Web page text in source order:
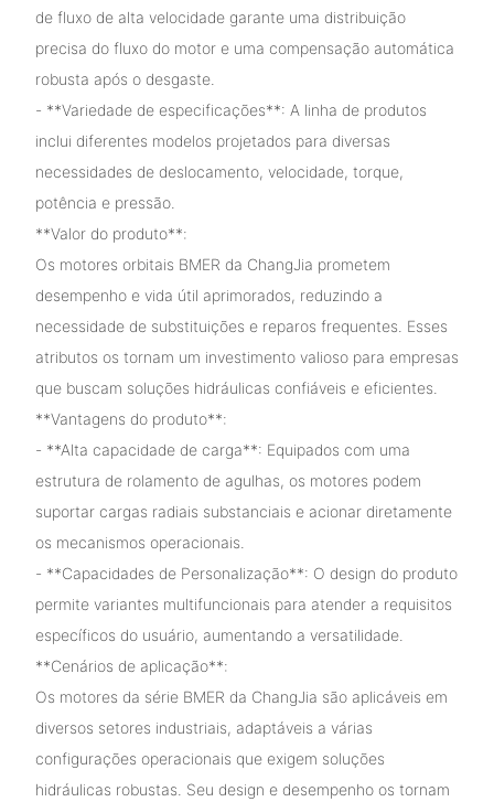
de fluxo de alta velocidade garante uma distribuição
precisa do fluxo do motor e uma compensação automática
robusta após o desgaste.
- **Variedade de especificações**: A linha de produtos
inclui diferentes modelos projetados para diversas
necessidades de deslocamento, velocidade, torque,
potência e pressão.
**Valor do produto**:
Os motores orbitais BMER da ChangJia prometem
desempenho e vida útil aprimorados, reduzindo a
necessidade de substituições e reparos frequentes. Esses
atributos os tornam um investimento valioso para empresas
que buscam soluções hidráulicas confiáveis ​​e eficientes.
**Vantagens do produto**:
- **Alta capacidade de carga**: Equipados com uma
estrutura de rolamento de agulhas, os motores podem
suportar cargas radiais substanciais e acionar diretamente
os mecanismos operacionais.
- **Capacidades de Personalização**: O design do produto
permite variantes multifuncionais para atender a requisitos
específicos do usuário, aumentando a versatilidade.
**Cenários de aplicação**:
Os motores da série BMER da ChangJia são aplicáveis ​​em
diversos setores industriais, adaptáveis ​​a várias
configurações operacionais que exigem soluções
hidráulicas robustas. Seu design e desempenho os tornam